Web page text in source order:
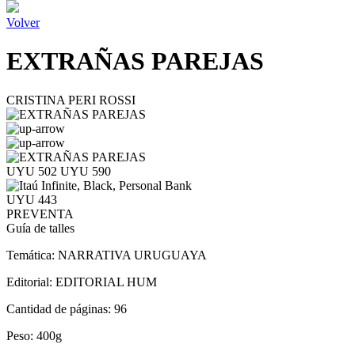
Volver
EXTRAÑAS PAREJAS
CRISTINA PERI ROSSI
UYU 502 UYU 590
UYU 443
PREVENTA
Guía de talles
Temática: NARRATIVA URUGUAYA
Editorial: EDITORIAL HUM
Cantidad de páginas: 96
Peso: 400g